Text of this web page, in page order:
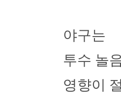
야구는
투수 놀
영향이